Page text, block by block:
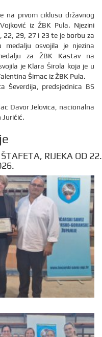
na prvom ciklusu državnog
iz ŽBK Pula. Njezini
22, 29, 27 i 23 te je borbu za
medalju osvojila je njezina
za ŽBK Kastav na
je Klara Širola koja je u
Šimac iz ŽBK Pula.
Ševerdija, predsjednica BS
Davor Jelovica, nacionalna
Juričić.
RIJEKA OD 22.